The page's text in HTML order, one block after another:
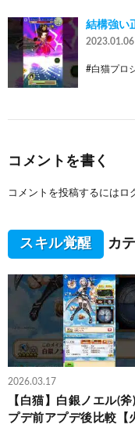
結構強い
2023.01.06
#白猫プロ
コメントを書く
コメントを投稿するには ロ
スキル覚醒 カ
2026.03.17
【白猫】白銀ノエル(
プデ前アプデ後比較【